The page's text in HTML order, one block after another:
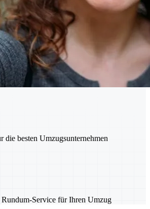
die besten Umzugsunternehmen
Service für Ihren Umzug